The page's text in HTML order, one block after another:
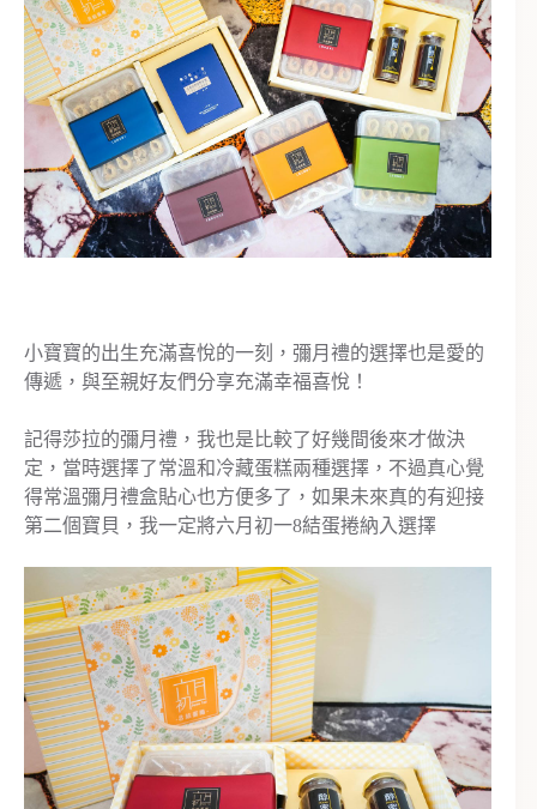
小寶寶的出生充滿喜悅的一刻，彌月禮的選擇也是愛的
傳遞，與至親好友們分享充滿幸福喜悅！
記得莎拉的彌月禮，我也是比較了好幾間後來才做決
定，當時選擇了常溫和冷藏蛋糕兩種選擇，不過真心覺
得常溫彌月禮盒貼心也方便多了，如果未來真的有迎接
第二個寶貝，我一定將六月初一8結蛋捲納入選擇